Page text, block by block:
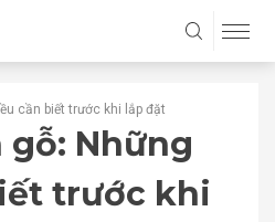
cần biết trước khi lắp đặt
gỗ: Những
trước khi